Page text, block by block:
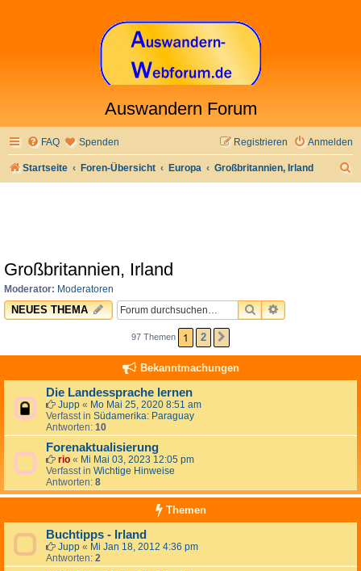
Auswandern Forum
FAQ Spenden Anmelden
Registrieren
Startseite Foren-Übersicht Europa Großbritannien, Irland
Großbritannien, Irland
Moderator: Moderatoren
NEUES THEMA SUCHEERWEITERTE
97 Themen 1 2
Bekanntmachungen
Die Landessprache lernen
Jupp « Mo Mai 25, 2020 8:51 am
Verfasst in Südamerika: Paraguay
Antworten: 10
Forenaktualisierung
rio « Mi Mai 03, 2023 12:05 pm
Verfasst in Wichtige Hinweise
Antworten: 8
Themen
Buchtipps - Irland
Jupp « Mi Jan 18, 2012 4:36 pm
Antworten: 2